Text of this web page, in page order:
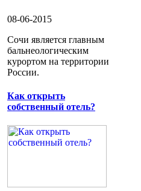
08-06-2015
Сочи является главным
бальнеологическим
курортом на территории
России.
Как открыть
собственный отель?